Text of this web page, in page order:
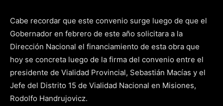
Cabe recordar que este convenio surge luego de que el
Gobernador en febrero de este año solicitara a la
Dirección Nacional el financiamiento de esta obra que
hoy se concreta luego de la firma del convenio entre el
presidente de Vialidad Provincial, Sebastián Macías y el
Jefe del Distrito 15 de Vialidad Nacional en Misiones,
Rodolfo Handrujovicz.